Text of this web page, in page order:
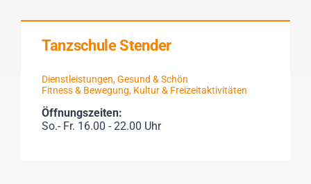
Tanzschule Stender
Dienstleistungen,Gesund & Schön
Fitness & Bewegung, Kultur & Freizeitaktivitäten
Öffnungszeiten:
So.- Fr. 16.00 - 22.00 Uhr